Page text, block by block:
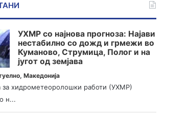
УХМР со најнова прогноза: Најави
нестабилно со дожд и грмежи во
Куманово, Струмица, Полог и на
југот од земјава
,Македонија
за хидрометеоролошки работи (УХМР)
н...